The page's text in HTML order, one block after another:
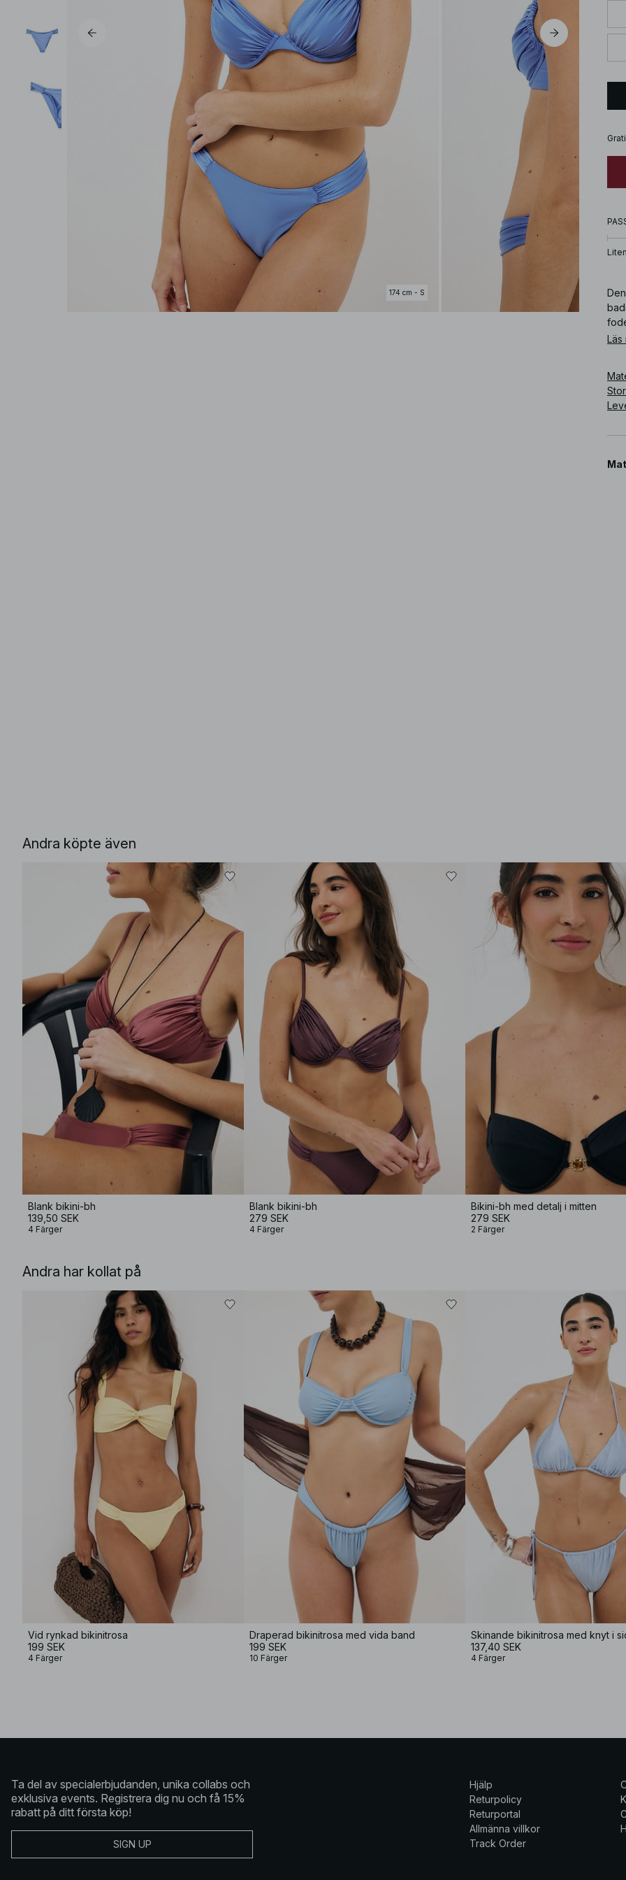
174 cm - S
Liten
Läs
Andra köpte även
Blank bikini-bh
139,50 SEK
4 Färger
Blank bikini-bh
279 SEK
4 Färger
Bikini-bh med detalj i mitten
279 SEK
2 Färger
Andra har kollat på
Vid rynkad bikinitrosa
199 SEK
4 Färger
Draperad bikinitrosa med vida band
199 SEK
10 Färger
Skinande bikinitrosa med knyt i
137,40 SEK
4 Färger
Ta del av specialerbjudanden, unika collabs och
exklusiva events. Registrera dig nu och få 15%
rabatt på ditt första köp!
SIGN UP
Hjälp
Returpolicy
Returportal
Allmänna villkor
Track Order